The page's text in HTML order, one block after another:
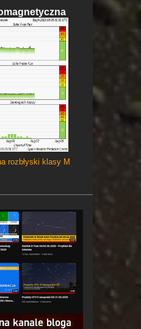
rozbłyski klasy M